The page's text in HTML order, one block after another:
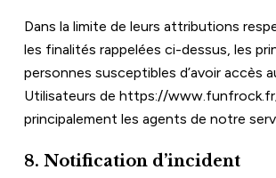
Dans la limite de leurs attributions
les finalités rappelées ci-dessus, les
personnes susceptibles d’avoir accès
Utilisateurs de https://
principalement les agents de notre
8. Notification d’incident